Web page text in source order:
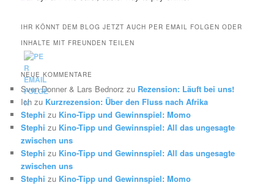
IHR KÖNNT DEM BLOG JETZT AUCH PER EMAIL FOLGEN ODER
INHALTE MIT FREUNDEN TEILEN
NEUE KOMMENTARE
Sven Donner & Lars Bednorz zu Rezension: Läuft bei uns!
Ich zu Kurzrezension: Über den Fluss nach Afrika
Stephi zu Kino-Tipp und Gewinnspiel: Momo
Stephi zu Kino-Tipp und Gewinnspiel: All das ungesagte
zwischen uns
Stephi zu Kino-Tipp und Gewinnspiel: All das ungesagte
zwischen uns
Stephi zu Kino-Tipp und Gewinnspiel: Momo